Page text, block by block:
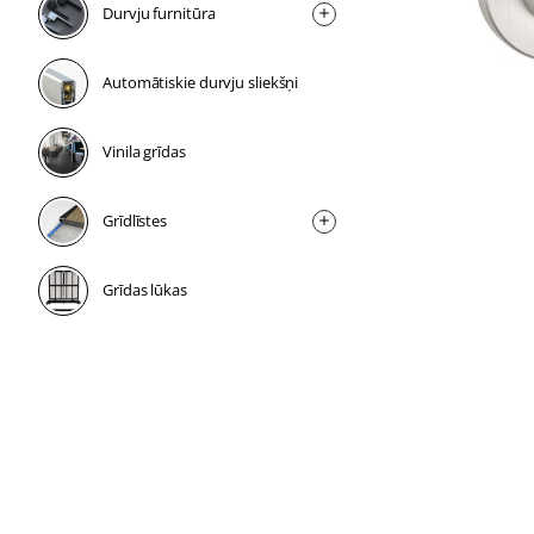
Durvju furnitūra
Automātiskie durvju sliekšņi
Vinila grīdas
Grīdlīstes
Grīdas lūkas